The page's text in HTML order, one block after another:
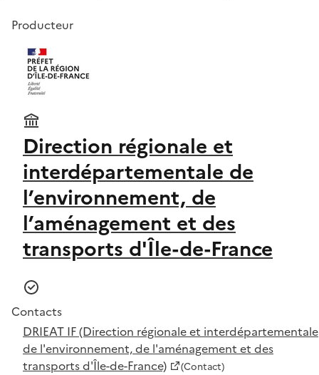
Producteur
Direction régionale et
interdépartementale de
l’environnement, de
l’aménagement et des
transports d'Île-de-France
Contacts
DRIEAT IF (Direction régionale et interdépartementale
de l'environnement, de l'aménagement et des
transports d'Île-de-France)
(Contact)